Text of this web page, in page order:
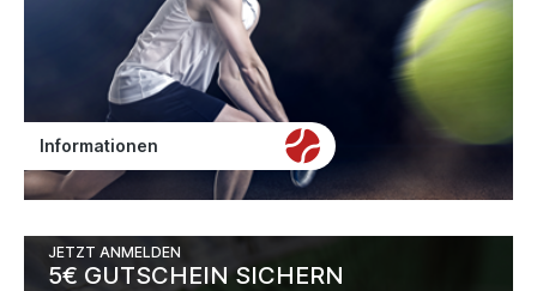
Informationen
JETZT ANMELDEN
5€ GUTSCHEIN SICHERN